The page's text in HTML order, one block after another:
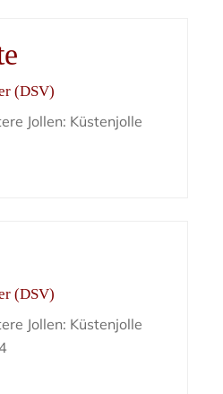
(DSV)
Jollen: Küstenjolle
(DSV)
Jollen: Küstenjolle